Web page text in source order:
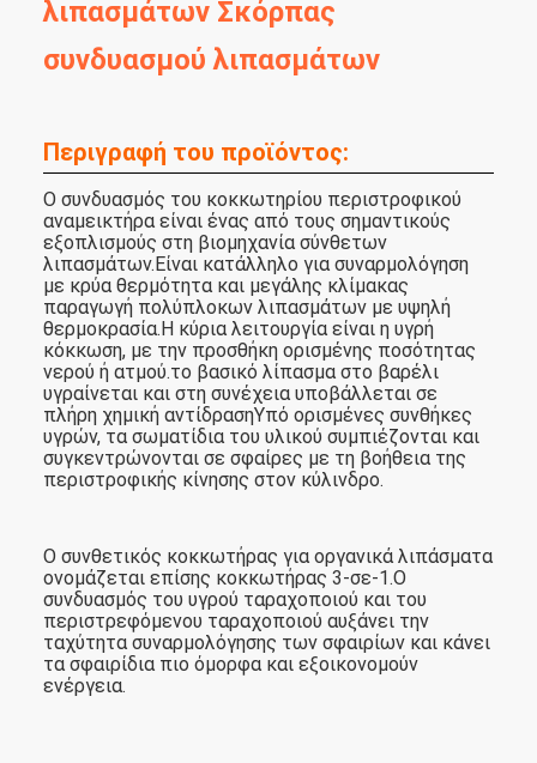
λιπασμάτων Σκόρπας
συνδυασμού λιπασμάτων
Περιγραφή του προϊόντος:
Ο συνδυασμός του κοκκωτηρίου περιστροφικού
αναμεικτήρα είναι ένας από τους σημαντικούς
εξοπλισμούς στη βιομηχανία σύνθετων
λιπασμάτων.Είναι κατάλληλο για συναρμολόγηση
με κρύα θερμότητα και μεγάλης κλίμακας
παραγωγή πολύπλοκων λιπασμάτων με υψηλή
θερμοκρασία.Η κύρια λειτουργία είναι η υγρή
κόκκωση, με την προσθήκη ορισμένης ποσότητας
νερού ή ατμού.το βασικό λίπασμα στο βαρέλι
υγραίνεται και στη συνέχεια υποβάλλεται σε
πλήρη χημική αντίδρασηΥπό ορισμένες συνθήκες
υγρών, τα σωματίδια του υλικού συμπιέζονται και
συγκεντρώνονται σε σφαίρες με τη βοήθεια της
περιστροφικής κίνησης στον κύλινδρο.
Ο συνθετικός κοκκωτήρας για οργανικά λιπάσματα
ονομάζεται επίσης κοκκωτήρας 3-σε-1.Ο
συνδυασμός του υγρού ταραχοποιού και του
περιστρεφόμενου ταραχοποιού αυξάνει την
ταχύτητα συναρμολόγησης των σφαιρίων και κάνει
τα σφαιρίδια πιο όμορφα και εξοικονομούν
ενέργεια.